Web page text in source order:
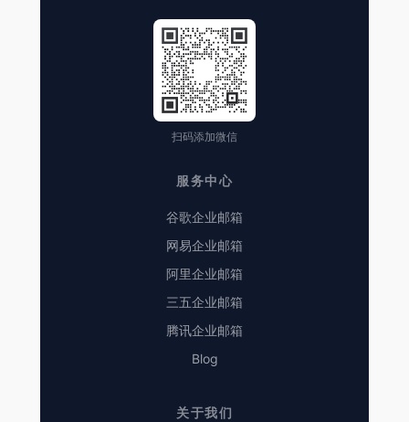
扫码添加微信
服务中心
谷歌企业邮箱
网易企业邮箱
阿里企业邮箱
三五企业邮箱
腾讯企业邮箱
Blog
关于我们